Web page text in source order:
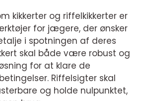
kikkerter og riffelkikkerter er
for jægere, der ønsker
i spotningen af deres
skal både være robust og
for at klare de
Riffelsigter skal
og holde nulpunktet,